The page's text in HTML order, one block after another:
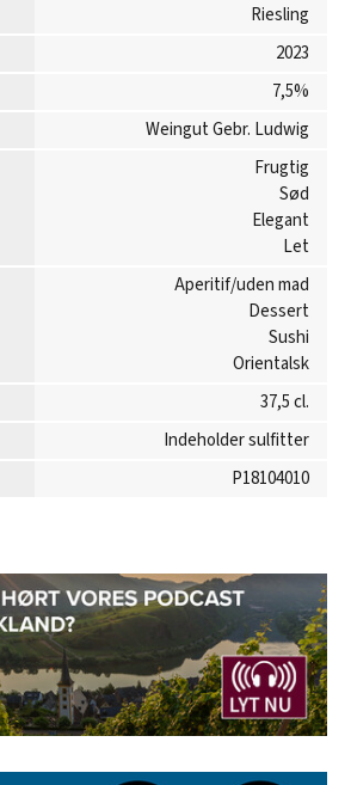
Riesling
2023
7,5%
Weingut Gebr. Ludwig
Frugtig
Sød
Elegant
Let
Aperitif/uden mad
Dessert
Sushi
Orientalsk
37,5 cl.
Indeholder sulfitter
P18104010